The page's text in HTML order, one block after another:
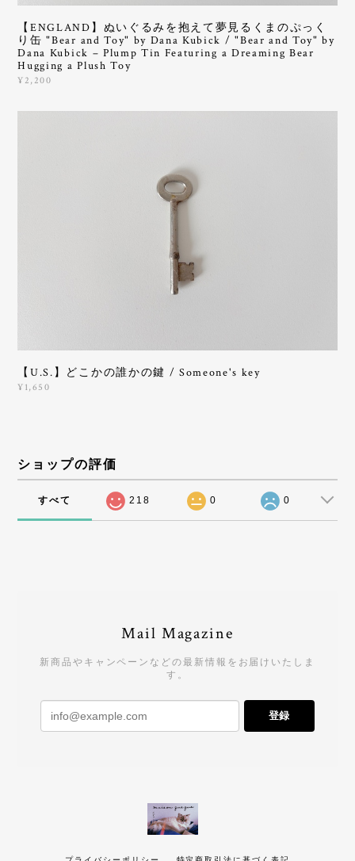
【ENGLAND】ぬいぐるみを抱えて夢見るくまのぷっく
り缶 "Bear and Toy" by Dana Kubick / "Bear and Toy" by
Dana Kubick – Plump Tin Featuring a Dreaming Bear
Hugging a Plush Toy
¥2,200
【U.S.】どこかの誰かの鍵 / Someone's key
¥1,650
ショップの評価
すべて 218 0 0
Mail Magazine
新商品やキャンペーンなどの最新情報をお届けいたしま
す。
登録